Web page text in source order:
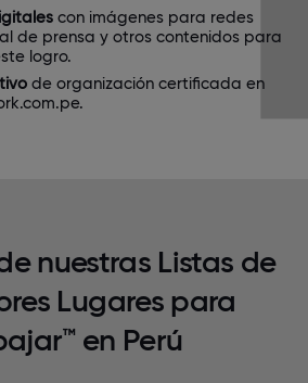
con imágenes para redes
de prensa y otros contenidos para
logro.
de organización certificada en
nuestras Listas de
Lugares para
en Perú